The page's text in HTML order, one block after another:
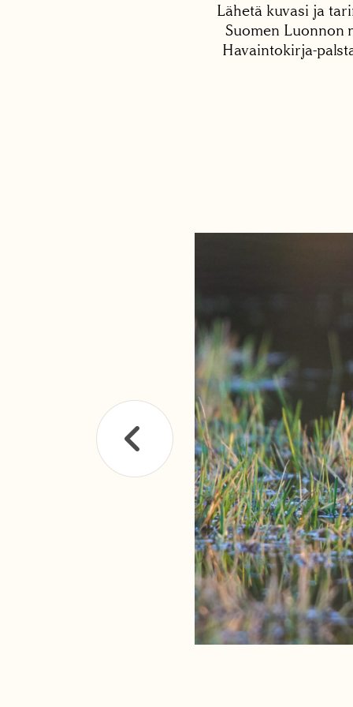
Lähetä kuvasi ja
Suomen Luonnon
Havaintokirja-